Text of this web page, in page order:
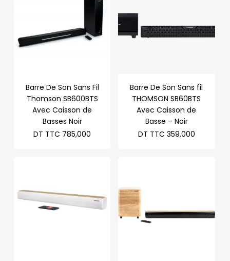
Barre De Son Sans Fil
Thomson SB600BTS
Avec Caisson de
Basses Noir
DT TTC 785,000
Barre De Son Sans fil
THOMSON SB60BTS
Avec Caisson de
Basse – Noir
DT TTC 359,000